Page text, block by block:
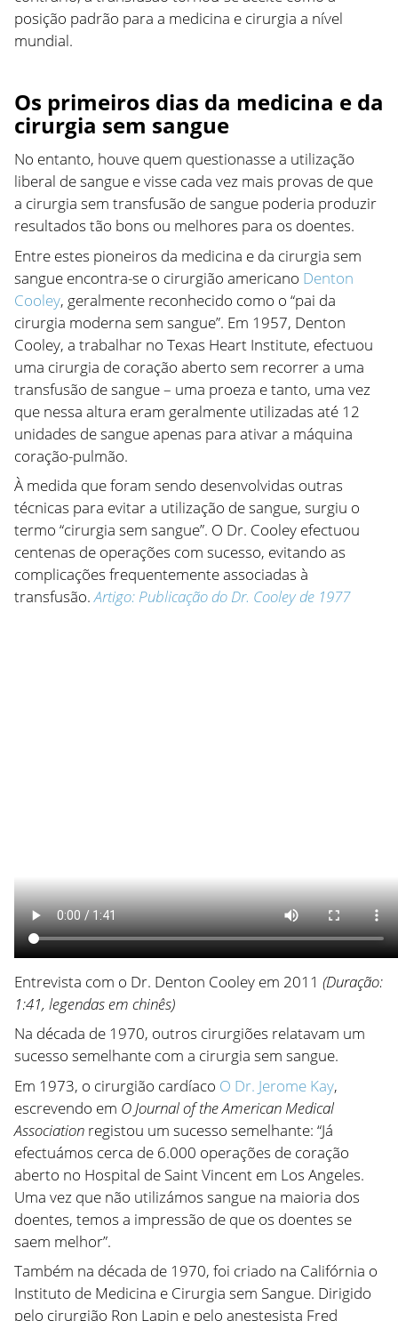
posição padrão para a medicina e cirurgia a nível
mundial.
Os primeiros dias da medicina e da
cirurgia sem sangue
No entanto, houve quem questionasse a utilização
liberal de sangue e visse cada vez mais provas de que
a cirurgia sem transfusão de sangue poderia produzir
resultados tão bons ou melhores para os doentes.
Entre estes pioneiros da medicina e da cirurgia sem
sangue encontra-se o cirurgião americano Denton
Cooley, geralmente reconhecido como o “pai da
cirurgia moderna sem sangue”. Em 1957, Denton
Cooley, a trabalhar no Texas Heart Institute, efectuou
uma cirurgia de coração aberto sem recorrer a uma
transfusão de sangue – uma proeza e tanto, uma vez
que nessa altura eram geralmente utilizadas até 12
unidades de sangue apenas para ativar a máquina
coração-pulmão.
À medida que foram sendo desenvolvidas outras
técnicas para evitar a utilização de sangue, surgiu o
termo “cirurgia sem sangue”. O Dr. Cooley efectuou
centenas de operações com sucesso, evitando as
complicações frequentemente associadas à
transfusão.Artigo: Publicação do Dr. Cooley de 1977
Entrevista com o Dr. Denton Cooley em 2011 (Duração:
1:41, legendas em chinês)
Na década de 1970, outros cirurgiões relatavam um
sucesso semelhante com a cirurgia sem sangue.
Em 1973, o cirurgião cardíaco O Dr. Jerome Kay,
escrevendo em O Journal of the American Medical
Association registou um sucesso semelhante: “Já
efectuámos cerca de 6.000 operações de coração
aberto no Hospital de Saint Vincent em Los Angeles.
Uma vez que não utilizámos sangue na maioria dos
doentes, temos a impressão de que os doentes se
saem melhor”.
Também na década de 1970, foi criado na Califórnia o
Instituto de Medicina e Cirurgia sem Sangue. Dirigido
pelo cirurgião Ron Lapin e pelo anestesista Fred